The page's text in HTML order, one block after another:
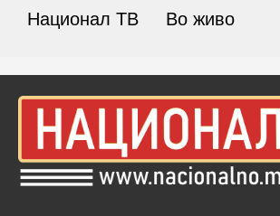
Национал ТВ Во живо